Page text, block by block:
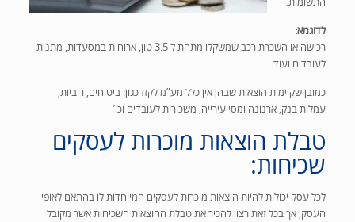
לדוגמא:
רכישה או השכרת רכב שמשקלו מתחת ל 3.5 טון, ארוחות במסעדות, מתנות
לעובדים ועוד.
כמובן שקיימות הוצאות שבהן אין כלל מע”מ לקזז כגון:ביטוחים, ריביות,
עמלות בנק, ארנונה ומסי עירייה, משכורות לעובדים וכו’
טבלת הוצאות מוכרות לעסקים
שכיחות:
לכל עסק יכולות להיות הוצאות מוכרות לעסקים המיוחדות לו בהתאם לאופי
העסק, אך בכל זאת רצוי להכיר את טבלת ההוצאות השכיחות אשר מקובל